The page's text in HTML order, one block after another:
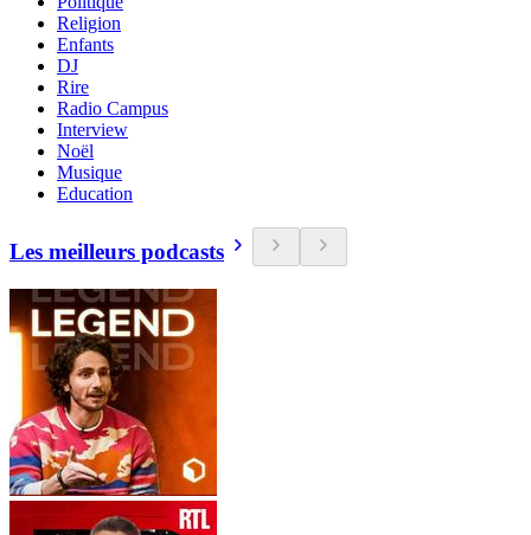
Religion
Enfants
DJ
Rire
Radio Campus
Interview
Noël
Musique
Education
Les meilleurs podcasts